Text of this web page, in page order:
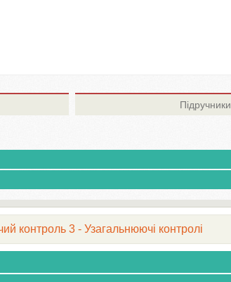
Підручники
контроль 3 - Узагальнюючі контролі